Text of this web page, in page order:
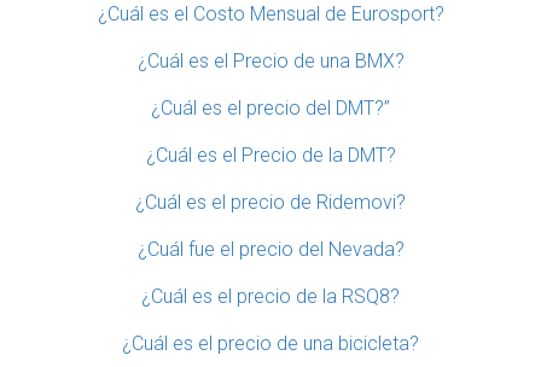
¿Cuál es el Costo Mensual de Eurosport?
¿Cuál es el Precio de una BMX?
¿Cuál es el precio del DMT?”
¿Cuál es el Precio de la DMT?
¿Cuál es el precio de Ridemovi?
¿Cuál fue el precio del Nevada?
¿Cuál es el precio de la RSQ8?
¿Cuál es el precio de una bicicleta?